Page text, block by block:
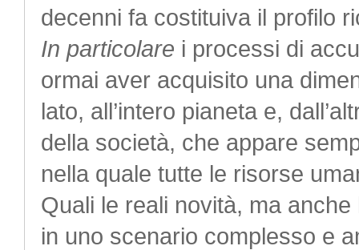
decenni fa costituiva il profilo
In particolare i processi di
ormai aver acquisito una
lato, all’intero pianeta e,
della società, che appare
nella quale tutte le risorse
Quali le reali novità, ma
in uno scenario complesso e